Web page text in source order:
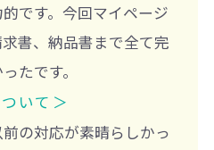
です。今回マイページ
書、納品書まで全て完
たです。
いて＞
の対応が素晴らしかっ